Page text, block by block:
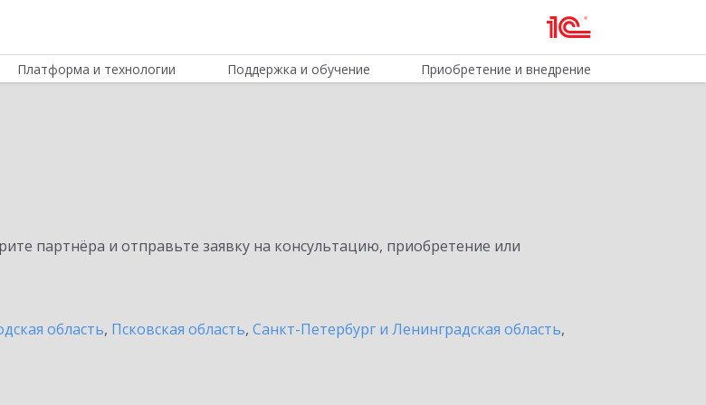
Платформа и технологии Поддержка и обучение Приобретение и внедрение
партнёра и отправьте заявку на консультацию, приобретение или
область, Псковская область, Санкт-Петербург и Ленинградская область,